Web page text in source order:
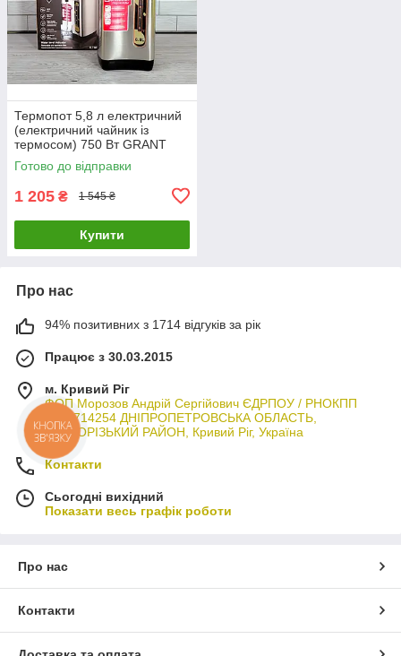
Термопот 5,8 л електричний
(електричний чайник із
термосом) 750 Вт GRANT
GR-7591
Готово до відправки
1 205 ₴ 1 545 ₴
Купити
Про нас
94% позитивних з 1714 відгуків за рік
Працює з 30.03.2015
м. Кривий Ріг
ФОП Морозов Андрій Сергійович ЄДРПОУ / РНОКПП
3044714254 ДНІПРОПЕТРОВСЬКА ОБЛАСТЬ,
КРИВОРІЗЬКИЙ РАЙОН, Кривий Ріг, Україна
Контакти
Сьогодні вихідний
Показати весь графік роботи
Про нас
Контакти
КНОПКА
ЗВ'ЯЗКУ